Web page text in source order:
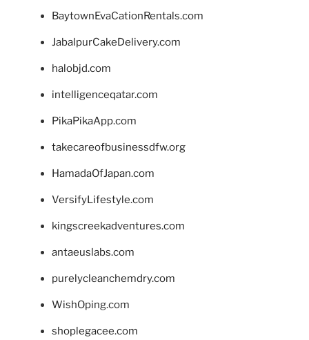
BaytownEvaCationRentals.com
JabalpurCakeDelivery.com
halobjd.com
intelligenceqatar.com
PikaPikaApp.com
takecareofbusinessdfw.org
HamadaOfJapan.com
VersifyLifestyle.com
kingscreekadventures.com
antaeuslabs.com
purelycleanchemdry.com
WishOping.com
shoplegacee.com